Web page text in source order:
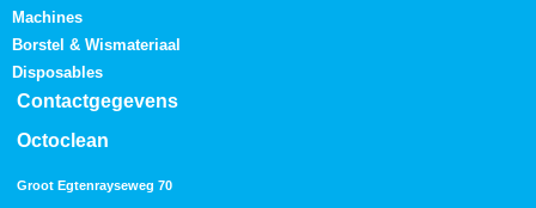
Machines
Borstel & Wismateriaal
Disposables
Contactgegevens
Octoclean
Groot Egtenrayseweg 70